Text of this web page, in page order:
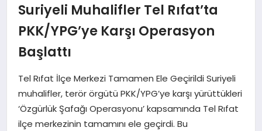
EKONOMI
MAGAZIN
SAĞLIK
SIYASET
Suriyeli Muhalifler Tel Rıfat’ta
PKK/YPG’ye Karşı Operasyon
Başlattı
Tel Rıfat İlçe Merkezi Tamamen Ele Geçirildi Suriyeli
muhalifler, terör örgütü PKK/YPG’ye karşı yürüttükleri
‘Özgürlük Şafağı Operasyonu’ kapsamında Tel Rıfat
ilçe merkezinin tamamını ele geçirdi. Bu